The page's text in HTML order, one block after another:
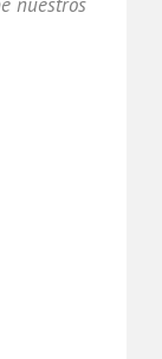
nuestros